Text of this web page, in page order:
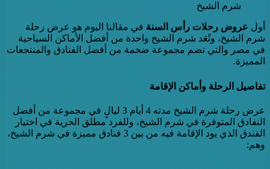
شرم الشيخ
أول عروض رحلات رأس السنة في مقالنا اليوم هو عرض رحلة
شرم الشيخ، وتُعَد شرم الشيخ واحدة من أفضل الأماكن السياحية
في مصر والتي تضم مجموعة ضخمة من أفضل الفنادق والمنتجعات
المميزة.
تفاصيل الرحلة وأماكن الإقامة
عرض رحلة شرم الشيخ مدته 4 أيام 3 ليالٍ في مجموعة من أفضل
النفادق المتوفرة في شرم الشيخ، وللفرد مطلق الحرية في اختيار
الفندق الذي يود الإقامة فيه من بين 3 فنادق مميزة في شرم الشيخ،
وهم: